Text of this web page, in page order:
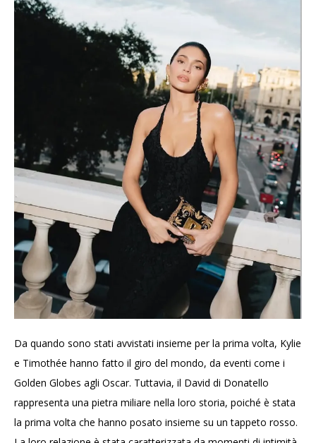
Da quando sono stati avvistati insieme per la prima volta, Kylie
e Timothée hanno fatto il giro del mondo, da eventi come i
Golden Globes agli Oscar. Tuttavia, il David di Donatello
rappresenta una pietra miliare nella loro storia, poiché è stata
la prima volta che hanno posato insieme su un tappeto rosso.